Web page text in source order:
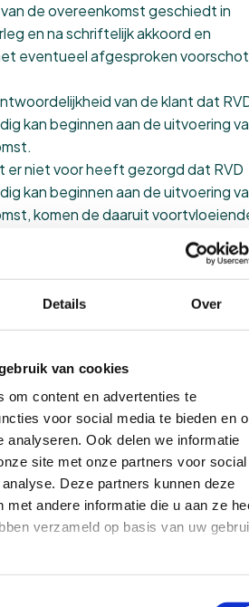
Details Over
van cookies
om content en advertenties te
voor social media te bieden en
analyseren. Ook delen we informatie
site met onze partners voor social
Deze partners kunnen deze
met andere informatie die u aan ze
verzameld op basis van uw
de overeenkomst geschiedt in
en na schriftelijk akkoord en
eventueel afgesproken voorschot
van de klant dat
kan beginnen aan de uitvoering
er niet voor heeft gezorgd dat RVD
kan beginnen aan de uitvoering
komen de daaruit
of extra uren voor rekening van de
Webdesign tegen alle aanspraken
producten en/of diensten.
een door RVD Webdesign geleverd
dienst zo spoedig mogelijk te
eventuele tekortkomingen.
geleverd product of verleende
hetgeen de klant redelijkerwijs van